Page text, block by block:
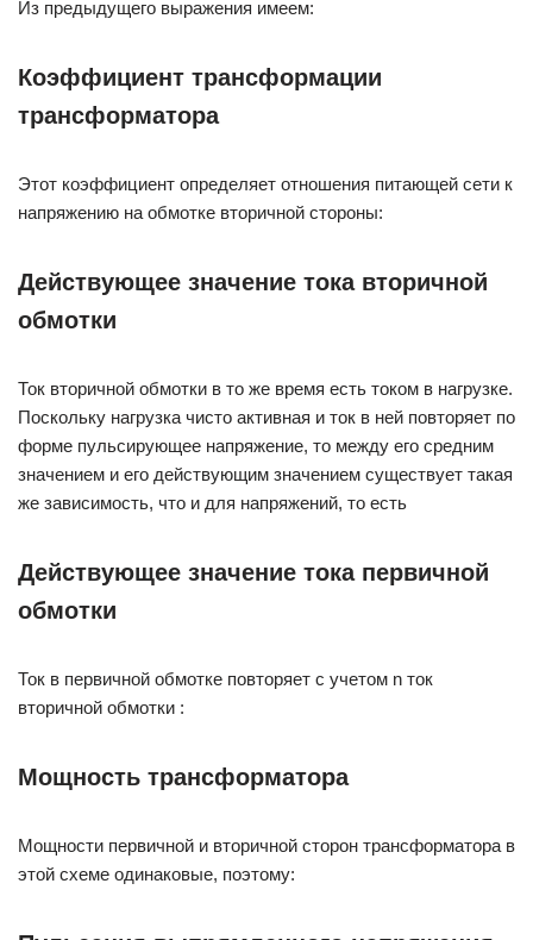
Из предыдущего выражения имеем:
Коэффициент трансформации
трансформатора
Этот коэффициент определяет отношения питающей сети к
напряжению на обмотке вторичной стороны:
Действующее значение тока вторичной
обмотки
Ток вторичной обмотки в то же время есть током в нагрузке.
Поскольку нагрузка чисто активная и ток в ней повторяет по
форме пульсирующее напряжение, то между его средним
значением и его действующим значением существует такая
же зависимость, что и для напряжений, то есть
Действующее значение тока первичной
обмотки
Ток в первичной обмотке повторяет с учетом n ток
вторичной обмотки :
Мощность трансформатора
Мощности первичной и вторичной сторон трансформатора в
этой схеме одинаковые, поэтому: